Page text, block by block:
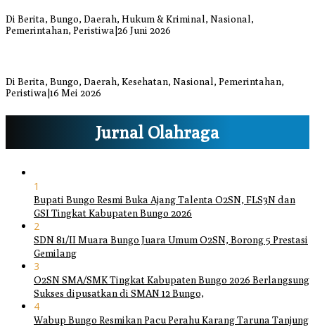
Di Berita, Bungo, Daerah, Hukum & Kriminal, Nasional,
Pemerintahan, Peristiwa 26 Juni 2026
Di Berita, Bungo, Daerah, Kesehatan, Nasional, Pemerintahan,
Peristiwa 16 Mei 2026
Jurnal Olahraga
1
Bupati Bungo Resmi Buka Ajang Talenta O2SN, FLS3N dan
GSI Tingkat Kabupaten Bungo 2026
2
SDN 81/II Muara Bungo Juara Umum O2SN, Borong 5 Prestasi
Gemilang
3
O2SN SMA/SMK Tingkat Kabupaten Bungo 2026 Berlangsung
Sukses dipusatkan di SMAN 12 Bungo,
4
Wabup Bungo Resmikan Pacu Perahu Karang Taruna Tanjung